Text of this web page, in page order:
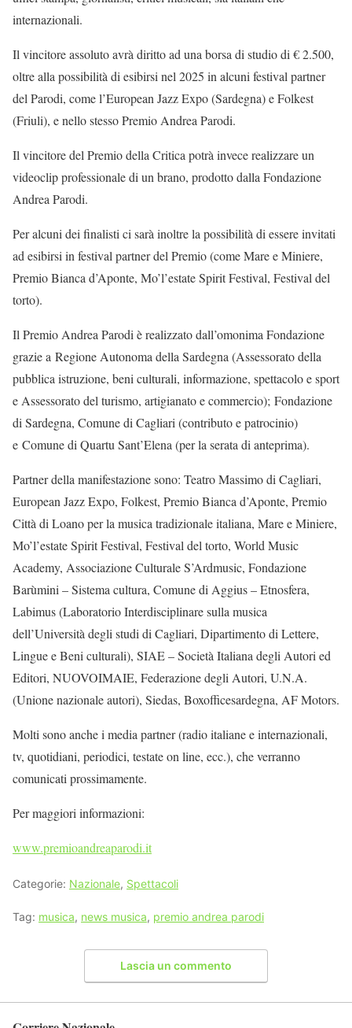
internazionali.
Il vincitore assoluto avrà diritto ad una borsa di studio di € 2.500,
oltre alla possibilità di esibirsi nel 2025 in alcuni festival partner
del Parodi, come l’European Jazz Expo (Sardegna) e Folkest
(Friuli), e nello stesso Premio Andrea Parodi.
Il vincitore del Premio della Critica potrà invece realizzare un
videoclip professionale di un brano, prodotto dalla Fondazione
Andrea Parodi.
Per alcuni dei finalisti ci sarà inoltre la possibilità di essere invitati
ad esibirsi in festival partner del Premio (come Mare e Miniere,
Premio Bianca d’Aponte, Mo’l’estate Spirit Festival, Festival del
torto).
Il Premio Andrea Parodi è realizzato dall’omonima Fondazione
grazie a Regione Autonoma della Sardegna (Assessorato della
pubblica istruzione, beni culturali, informazione, spettacolo e sport
e Assessorato del turismo, artigianato e commercio); Fondazione
di Sardegna, Comune di Cagliari (contributo e patrocinio)
e Comune di Quartu Sant’Elena (per la serata di anteprima).
Partner della manifestazione sono: Teatro Massimo di Cagliari,
European Jazz Expo, Folkest, Premio Bianca d’Aponte, Premio
Città di Loano per la musica tradizionale italiana, Mare e Miniere,
Mo’l’estate Spirit Festival, Festival del torto, World Music
Academy, Associazione Culturale S’Ardmusic, Fondazione
Barùmini – Sistema cultura, Comune di Aggius – Etnosfera,
Labimus (Laboratorio Interdisciplinare sulla musica
dell’Università degli studi di Cagliari, Dipartimento di Lettere,
Lingue e Beni culturali), SIAE – Società Italiana degli Autori ed
Editori, NUOVOIMAIE, Federazione degli Autori, U.N.A.
(Unione nazionale autori), Siedas, Boxofficesardegna, AF Motors.
Molti sono anche i media partner (radio italiane e internazionali,
tv, quotidiani, periodici, testate on line, ecc.), che verranno
comunicati prossimamente.
Per maggiori informazioni:
www.premioandreaparodi.it
Categorie: Nazionale, Spettacoli
Tag: musica, news musica, premio andrea parodi
Lascia un commento